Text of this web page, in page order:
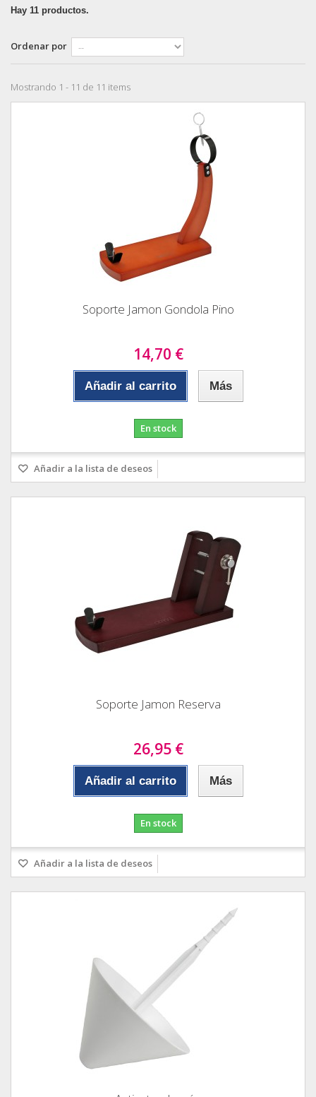
Hay 11 productos.
Ordenar por
Mostrando 1 - 11 de 11 items
Soporte Jamon Gondola Pino
14,70 €
Añadir al carrito Más
En stock
Añadir a la lista de deseos
Soporte Jamon Reserva
26,95 €
Añadir al carrito Más
En stock
Añadir a la lista de deseos